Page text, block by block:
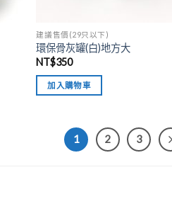
建議售價(29只以下)
環保骨灰罐(白)地方大
NT$350
加入購物車
1 2 3